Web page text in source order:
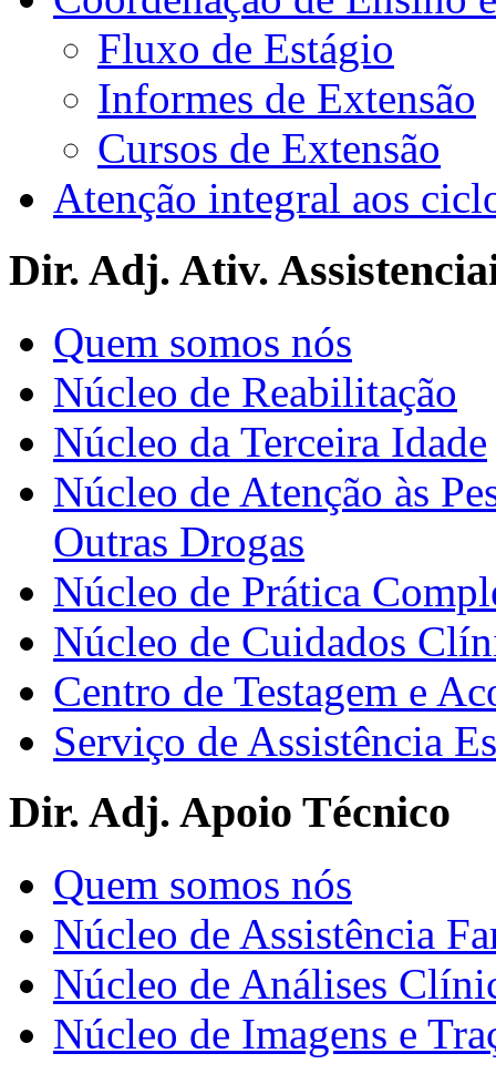
Fluxo de Estágio
Informes de Extensão
Cursos de Extensão
Atenção integral aos
Dir. Adj. Ativ.
Quem somos nós
Núcleo de Reabilitação
Núcleo da Terceira Idade
Núcleo de Atenção às
Outras Drogas
Núcleo de Prática
Núcleo de Cuidados
Centro de Testagem e
Serviço de Assistência
Dir. Adj. Apoio Técnico
Quem somos nós
Núcleo de Assistência
Núcleo de Análises
Núcleo de Imagens e